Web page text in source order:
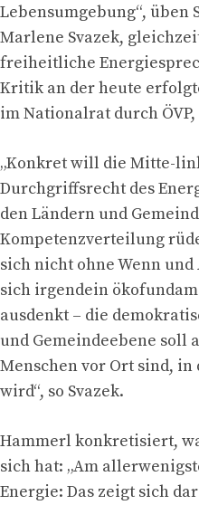
Lebensumgebung“, üben
Marlene Svazek,
freiheitliche
Kritik an der heute
im Nationalrat durch ÖVP,
„Konkret will die Mitte-
Durchgriffsrecht des
den Ländern und
Kompetenzverteilung
sich nicht ohne Wenn
sich irgendein
ausdenkt – die
und Gemeindeebene soll
Menschen vor Ort sind,
wird“, so Svazek.
Hammerl konkretisiert,
sich hat: „Am
Energie: Das zeigt sich